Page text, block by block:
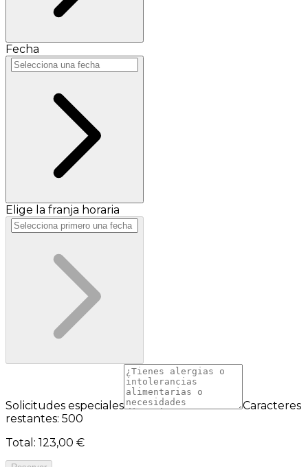
Fecha
Elige la franja horaria
Solicitudes especiales
Caracteres
restantes: 500
Total : 123,00 €